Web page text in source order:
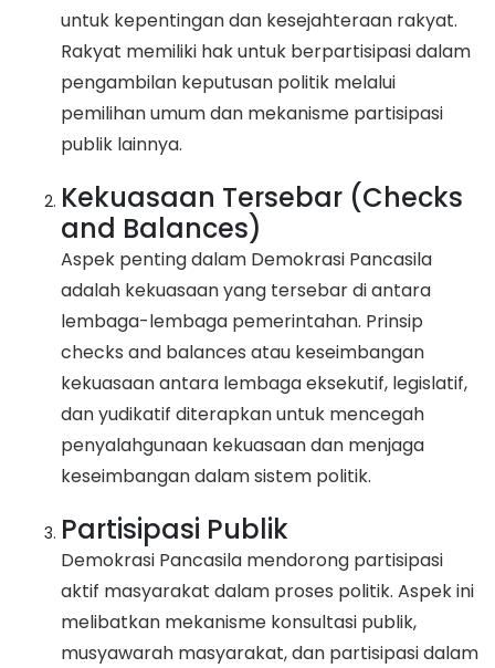
untuk kepentingan dan kesejahteraan rakyat.
Rakyat memiliki hak untuk berpartisipasi dalam
pengambilan keputusan politik melalui
pemilihan umum dan mekanisme partisipasi
publik lainnya.
Kekuasaan Tersebar (Checks
and Balances)
Aspek penting dalam Demokrasi Pancasila
adalah kekuasaan yang tersebar di antara
lembaga-lembaga pemerintahan. Prinsip
checks and balances atau keseimbangan
kekuasaan antara lembaga eksekutif, legislatif,
dan yudikatif diterapkan untuk mencegah
penyalahgunaan kekuasaan dan menjaga
keseimbangan dalam sistem politik.
Partisipasi Publik
Demokrasi Pancasila mendorong partisipasi
aktif masyarakat dalam proses politik. Aspek ini
melibatkan mekanisme konsultasi publik,
musyawarah masyarakat, dan partisipasi dalam